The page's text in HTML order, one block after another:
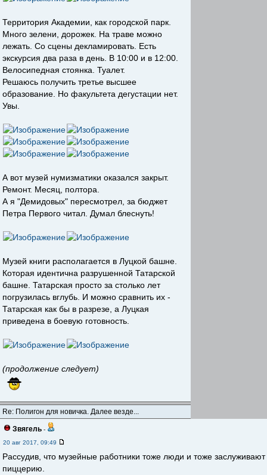
Территория Академии, как городской парк.
Много зелени, дорожек. На траве можно
лежать. Со сцены декламировать. Есть
экскурсия два раза в день. В 10:00 и в 12:00.
Велосипедная стоянка. Туалет.
Решаюсь получить третье высшее
образование. Но факультета дегустации нет.
Увы.
А вот музей нумизматики оказался закрыт.
Ремонт. Месяц, полтора.
А я "Демидовых" пересмотрел, за бюджет
Петра Первого читал. Думал блеснуть!
Музей книги располагается в Луцкой башне.
Которая идентична разрушенной Татарской
башне. Татарская просто за столько лет
погрузилась вглубь. И можно сравнить их -
Татарская как бы в разрезе, а Луцкая
приведена в боевую готовность.
(продолжение следует)
Re: Полигон для новичка. Далее везде...
Звягель -
20 авг 2017, 09:49
Рассудив, что музейные работники тоже люди и тоже
пиццерию.